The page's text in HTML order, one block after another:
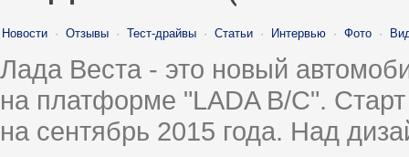
Новости · Отзывы · Тест-драйвы · Статьи · Интервью · Фото ·
Лада Веста - это новый
на платформе "LADA B/C".
на сентябрь 2015 года. Над